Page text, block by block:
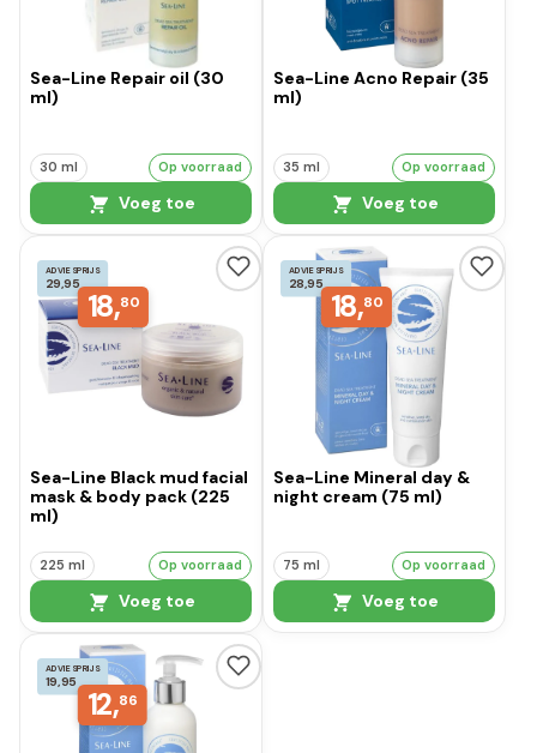
Sea-Line Repair oil (30
ml)
30 ml Op voorraad
Voeg toe
Sea-Line Acno Repair (35
ml)
35 ml Op voorraad
Voeg toe
ADVIESPRIJS
29,95
18,80
Sea-Line Black mud facial
mask & body pack (225
ml)
225 ml Op voorraad
Voeg toe
ADVIESPRIJS
28,95
18,80
Sea-Line Mineral day &
night cream (75 ml)
75 ml Op voorraad
Voeg toe
ADVIESPRIJS
19,95
12,86